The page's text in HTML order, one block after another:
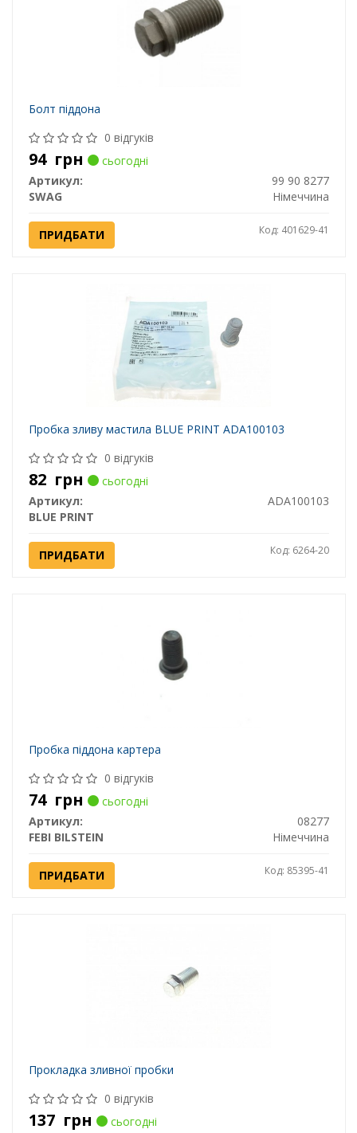
Болт піддона
0 відгуків
94 грн
сьогодні
Артикул:
99 90 8277
SWAG
Німеччина
ПРИДБАТИ Код: 401629-41
Пробка зливу мастила BLUE PRINT ADA100103
0 відгуків
82 грн
сьогодні
Артикул:
ADA100103
BLUE PRINT
ПРИДБАТИ Код: 6264-20
Пробка піддона картера
0 відгуків
74 грн
сьогодні
Артикул:
08277
FEBI BILSTEIN
Німеччина
ПРИДБАТИ Код: 85395-41
Прокладка зливної пробки
0 відгуків
137 грн
сьогодні